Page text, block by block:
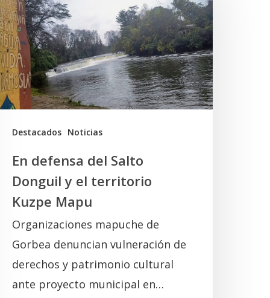
Destacados Noticias
Kuzpe
En defensa del Salto
Donguil y el territorio
Kuzpe Mapu
Organizaciones mapuche de
Gorbea denuncian vulneración de
derechos y patrimonio cultural
ante proyecto municipal en…